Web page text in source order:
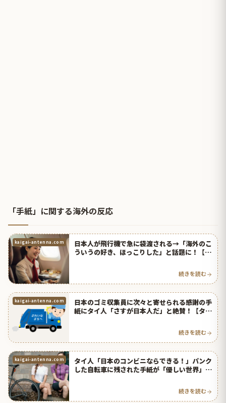
「手紙」に関する海外の反応
kaigai-antenna.com
日本人が飛行機で急に袋渡される→「海外のこ
ういうの好き、ほっこりした」と話題に！【タ
続きを読む
kaigai-antenna.com
日本のゴミ収集員に次々と寄せられる感謝の手
紙にタイ人「さすが日本人だ」と絶賛！【タイ
続きを読む
kaigai-antenna.com
タイ人「日本のコンビニならできる！」パンク
した自転車に残された手紙が「優しい世界」と
続きを読む